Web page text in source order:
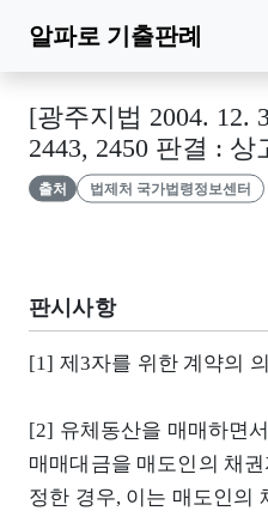
알파로 기출판례
[광주지법 2004. 12.
2443, 2450 판결 : 상
출처 법제처 국가법령정보센터
판시사항
[1] 제3자를 위한 계약의
[2] 유체동산을 매매하면
매매대금을 매도인의 채
정한 경우, 이는 매도인의